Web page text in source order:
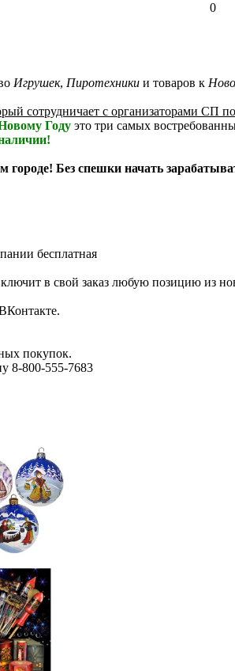
0
Игрушек, Пиротехники и товаров к
сотрудничает с организаторами СП
Году это три самых
Без спешки начать
бесплатная
в свой заказ любую позицию из
покупок.
8-800-555-7683